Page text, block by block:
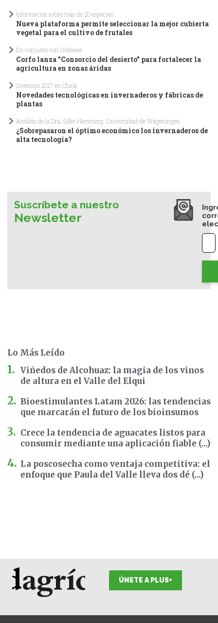
Información sobre más de 20 especies:
Nueva plataforma permite seleccionar la mejor cubierta
vegetal para el cultivo de frutales
En conjunto con Codesser
Corfo lanza "Consorcio del desierto" para fortalecer la
agricultura en zonas áridas
Greensys 2017 en China
Novedades tecnológicas en invernaderos y fábricas de
plantas
Análisis de la Dra. Silke Hemming, Universidad de Wageningen
¿Sobrepasaron el óptimo económico los invernaderos de
alta tecnología?
Suscríbete a nuestro
Newsletter
Lo Más Leído
Viñedos de Alcohuaz: la magia de los vinos
de altura en el Valle del Elqui
Bioestimulantes Latam 2026: las tendencias
que marcarán el futuro de los bioinsumos
Crece la tendencia de aguacates listos para
consumir mediante una aplicación fiable (...)
La poscosecha como ventaja competitiva: el
enfoque que Paula del Valle lleva dos dé (...)
ÚNETE A PLUS+
F
I
T
L
Y
S